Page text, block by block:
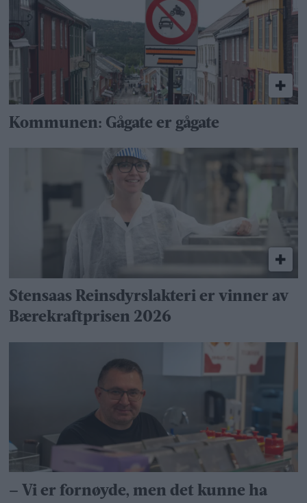
Kommunen: Gågate er gågate
Stensaas Reinsdyrslakteri er vinner av
Bærekraftprisen 2026
– Vi er fornøyde, men det kunne ha